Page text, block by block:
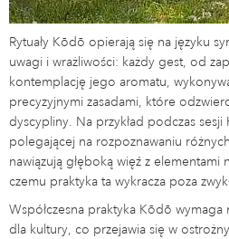
Rytuały Kōdō opierają się na języku
uwagi i wrażliwości: każdy gest, od
kontemplację jego aromatu,
precyzyjnymi zasadami, które
dyscypliny. Na przykład podczas
polegającej na rozpoznawaniu
nawiązują głęboką więź z
czemu praktyka ta wykracza poza
Współczesna praktyka Kōdō wymaga
dla kultury, co przejawia się w